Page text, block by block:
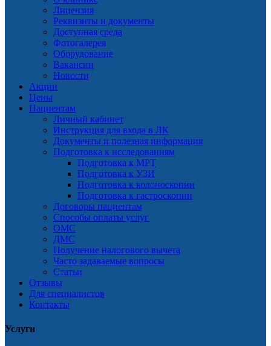
Лицензия
Реквизиты и документы
Доступная среда
Фотогалерея
Оборудование
Вакансии
Новости
Акции
Цены
Пациентам
Личный кабинет
Инструкция для входа в ЛК
Документы и полезная информация
Подготовка к исследованиям
Подготовка к МРТ
Подготовка к УЗИ
Подготовка к колоноскопии
Подготовка к гастроскопии
Договоры пациентам
Способы оплаты услуг
ОМС
ДМС
Получение налогового вычета
Часто задаваемые вопросы
Статьи
Отзывы
Для специалистов
Контакты
Услуги